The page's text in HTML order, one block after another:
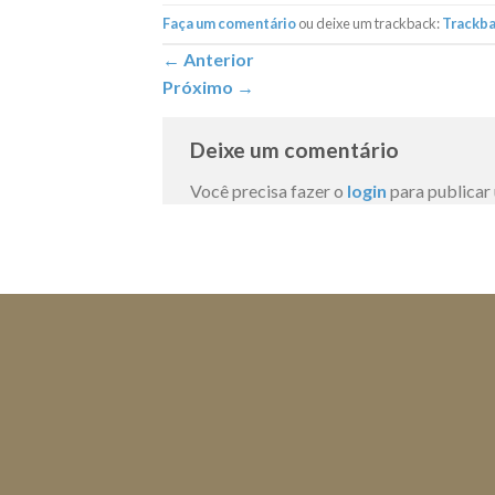
Faça um comentárioou deixe um trackback:
← Anterior
Próximo →
Deixe um comentário
Você precisa fazer o login para publicar